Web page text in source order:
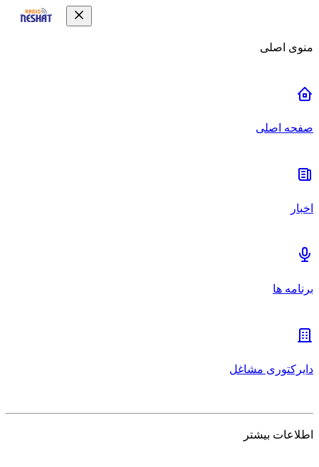
منوی اصلی
صفحه اصلی
اخبار
برنامه ها
دایرکتوری مشاغل
اطلاعات بیشتر